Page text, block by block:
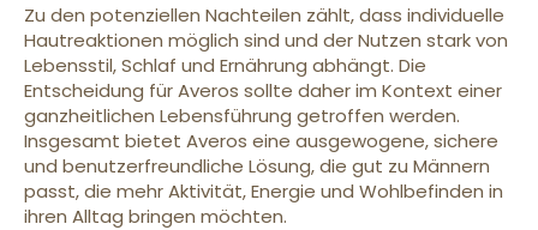
Zu den potenziellen Nachteilen zählt, dass individuelle
Hautreaktionen möglich sind und der Nutzen stark von
Lebensstil, Schlaf und Ernährung abhängt. Die
Entscheidung für Averos sollte daher im Kontext einer
ganzheitlichen Lebensführung getroffen werden.
Insgesamt bietet Averos eine ausgewogene, sichere
und benutzerfreundliche Lösung, die gut zu Männern
passt, die mehr Aktivität, Energie und Wohlbefinden in
ihren Alltag bringen möchten.